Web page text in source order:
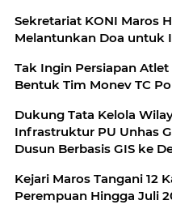
Sekretariat KONI Maros
Melantunkan Doa untuk
Tak Ingin Persiapan
Bentuk Tim Monev TC
Dukung Tata Kelola
Infrastruktur PU Unhas
Dusun Berbasis GIS ke
Kejari Maros Tangani 12
Perempuan Hingga Juli